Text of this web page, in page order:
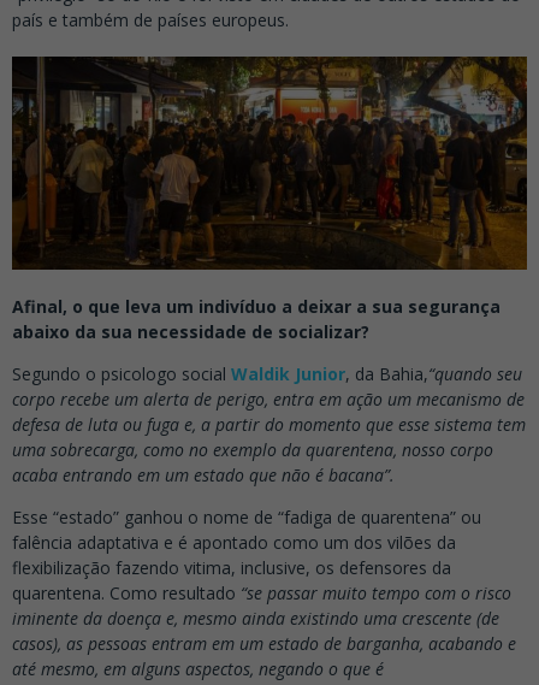
país e também de países europeus.
Afinal, o que leva um indivíduo a deixar a sua segurança
abaixo da sua necessidade de socializar?
Segundo o psicologo social Waldik Junior, da Bahia,“quando seu
corpo recebe um alerta de perigo, entra em ação um mecanismo de
defesa de luta ou fuga e, a partir do momento que esse sistema tem
uma sobrecarga, como no exemplo da quarentena, nosso corpo
acaba entrando em um estado que não é bacana”.
Esse “estado” ganhou o nome de “fadiga de quarentena” ou
falência adaptativa e é apontado como um dos vilões da
flexibilização fazendo vitima, inclusive, os defensores da
quarentena. Como resultado “se passar muito tempo com o risco
iminente da doença e, mesmo ainda existindo uma crescente (de
casos), as pessoas entram em um estado de barganha, acabando e
até mesmo, em alguns aspectos, negando o que é